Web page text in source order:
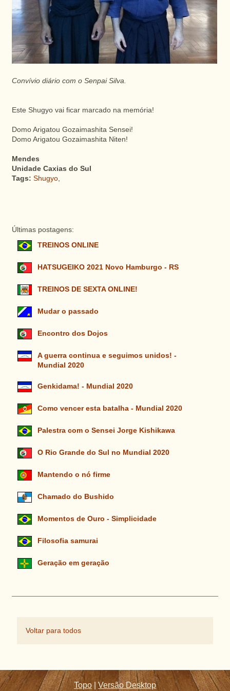
Convívio diário com o Senpai Silva.
Este Shugyo vai ficar marcado na memória!
Domo Arigatou Gozaimashita Sensei!
Domo Arigatou Gozaimashita Niten!
Mendes
Unidade Caxias do Sul
Tags: Shugyo,
Últimas postagens:
TREINOS ONLINE
HATSUGEIKO 2021 Novo Hamburgo - RS
TREINOS DE SEXTA ONLINE!
Mudar o passado
Encontro dos Dojos
A guerra continua e seguimos unidos! -
Mundial 2020
Genkidama! - Mundial 2020
Como vencer esta batalha - Mundial 2020
Palestra com o Sensei Jorge Kishikawa
O Rio Grande do Sul no Mundial 2020
Mantendo o nó firme
Chamado do Bushido
Momentos de Ouro - Simplicidade
Filosofia samurai
Geração em geração
Voltar para todos
Topo |Versão Desktop